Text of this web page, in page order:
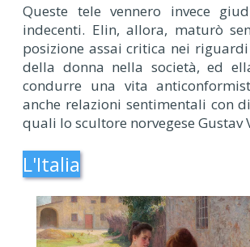
Queste tele vennero invece
indecenti. Elin, allora, maturò
posizione assai critica nei
della donna nella società, ed
condurre una vita
anche relazioni sentimentali con
quali lo scultore norvegese Gustav
L'Italia